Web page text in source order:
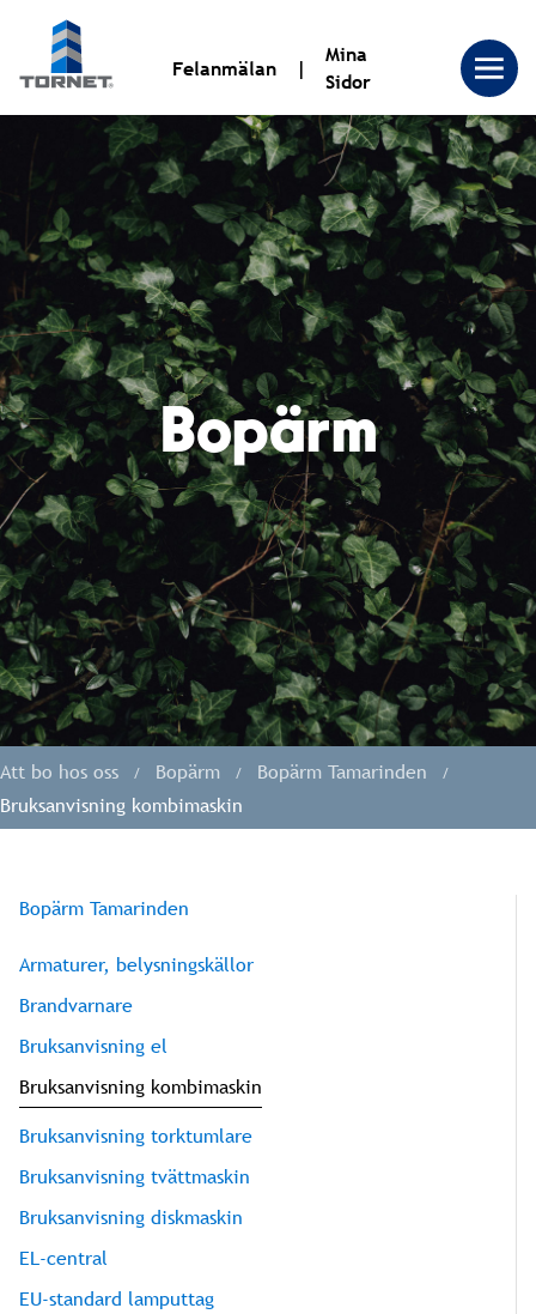
Tornet
Bostadsproduktion
AB
|
Tornet
Felanmälan
Mina
Sidor
Bopärm
Att bo hos oss Bopärm
Bopärm Tamarinden
Bruksanvisning kombimaskin
Bopärm Tamarinden
Armaturer, belysningskällor
Brandvarnare
Bruksanvisning el
Bruksanvisning kombimaskin
Bruksanvisning torktumlare
Bruksanvisning tvättmaskin
Bruksanvisning diskmaskin
EL-central
EU-standard lamputtag